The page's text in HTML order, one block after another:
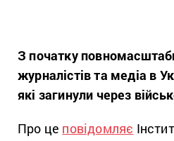
З початку
журналістів та медіа в
які загинули через
Про це повідомляє